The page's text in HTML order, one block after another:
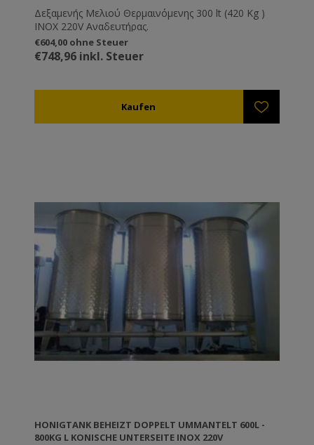
Δεξαμενής Μελιού Θερμαινόμενης 300 lt (420 Kg )
ΙΝΟΧ 220V Αναδευτήρας.
€604,00 ohne Steuer
€748,96 inkl. Steuer
HONIGTANK BEHEIZT DOPPELT UMMANTELT 600L -
800KG L KONISCHE UNTERSEITE INOX 220V